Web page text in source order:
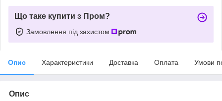
Що таке купити з Пром?
Замовлення під захистом
Опис Характеристики Доставка Оплата Умови
Опис